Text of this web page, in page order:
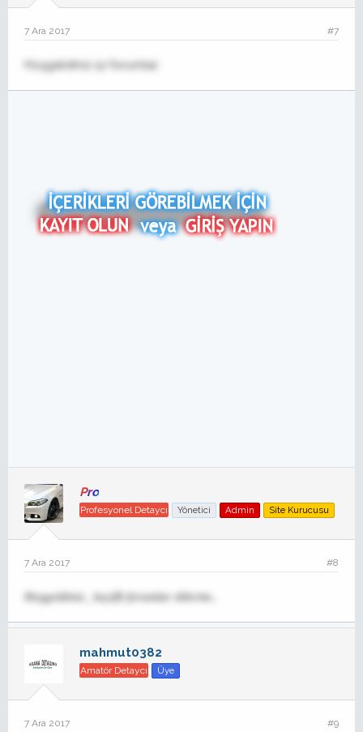
7 Ara 2017 #7
Hoşgeldiniz iyi forumlar.
Pro
Profesyonel Detaycı Yönetici Admin Site Kurucusu
7 Ara 2017 #8
Hoşgeldiniz , keyifli forumlar dilerim..
mahmut0382
Amatör Detaycı Üye
7 Ara 2017 #9